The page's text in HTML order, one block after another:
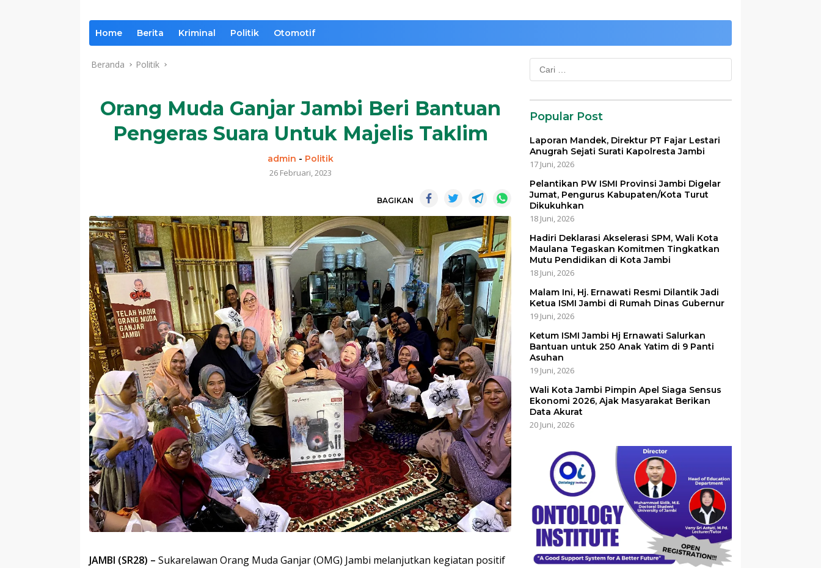
Home Berita Kriminal Politik Otomotif
Beranda Politik
Orang Muda Ganjar Jambi Beri Bantuan
Pengeras Suara Untuk Majelis Taklim
admin - Politik
26 Februari, 2023
Komentar
BAGIKAN
JAMBI (SR28) – Sukarelawan Orang Muda Ganjar (OMG) Jambi melanjutkan kegiatan positif
Cari
untuk:
Popular Post
Laporan Mandek, Direktur PT Fajar Lestari
Anugrah Sejati Surati Kapolresta Jambi
17 Juni, 2026
Pelantikan PW ISMI Provinsi Jambi Digelar
Jumat, Pengurus Kabupaten/Kota Turut
Dikukuhkan
18 Juni, 2026
Hadiri Deklarasi Akselerasi SPM, Wali Kota
Maulana Tegaskan Komitmen Tingkatkan
Mutu Pendidikan di Kota Jambi
18 Juni, 2026
Malam Ini, Hj. Ernawati Resmi Dilantik Jadi
Ketua ISMI Jambi di Rumah Dinas Gubernur
19 Juni, 2026
Ketum ISMI Jambi Hj Ernawati Salurkan
Bantuan untuk 250 Anak Yatim di 9 Panti
Asuhan
19 Juni, 2026
Wali Kota Jambi Pimpin Apel Siaga Sensus
Ekonomi 2026, Ajak Masyarakat Berikan
Data Akurat
20 Juni, 2026